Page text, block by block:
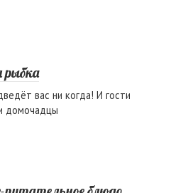
рыбка
вас ни когда! И гости
домочадцы